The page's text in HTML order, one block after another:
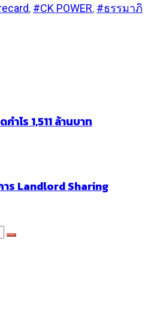
, #CK POWER, #ธรรมาภิ
ำไร 1,511 ล้านบาท
าร Landlord Sharing